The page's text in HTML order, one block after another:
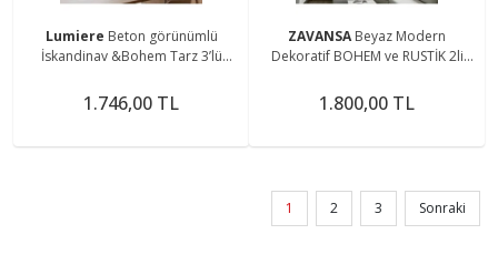
Lumiere Beton görünümlü
İskandinav &Bohem Tarz 3’lü
1.746,00 TL
ZAVANSABeyaz Modern
Dekoratif BOHEM ve RUSTİK 2li
(Rustik Ampul Hediyedir)
1.800,00 TL
1 2 3 Sonraki